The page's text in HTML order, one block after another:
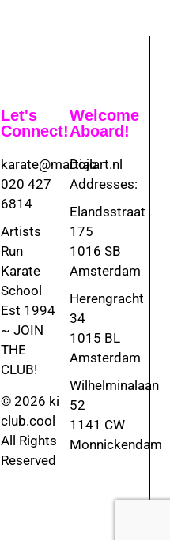
Let's
Connect!
karate@martialart.nl
020 427
6814
Artists
Run
Karate
School
Est 1994
~ JOIN
THE
CLUB!
© 2026 ki
club.cool
All Rights
Reserved
Welcome
Aboard!
Dojo
Addresses:
Elandsstraat
175
1016 SB
Amsterdam
Herengracht
34
1015 BL
Amsterdam
Wilhelminalaan
52
1141 CW
Monnickendam